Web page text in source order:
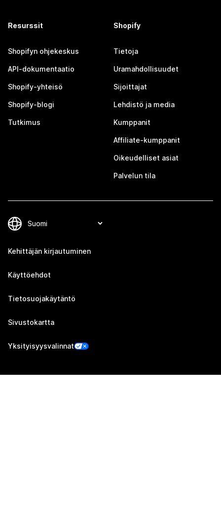
Resurssit
Shopifyn ohjekeskus
API-dokumentaatio
Shopify-yhteisö
Shopify-blogi
Tutkimus
Shopify
Tietoja
Uramahdollisuudet
Sijoittajat
Lehdistö ja media
Kumppanit
Affiliate-kumppanit
Oikeudelliset asiat
Palvelun tila
Kehittäjän kirjautuminen
Käyttöehdot
Tietosuojakäytäntö
Sivustokartta
Yksityisyysvalinnat